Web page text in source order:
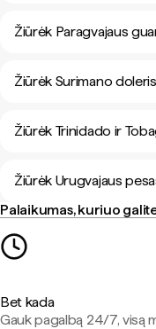
Žiūrėk Paragvajaus
Žiūrėk Surimano
Žiūrėk Trinidado ir
Žiūrėk Urugvajaus
Palaikumas, kuriuo
Bet kada
Gauk pagalbą 24/7, visą